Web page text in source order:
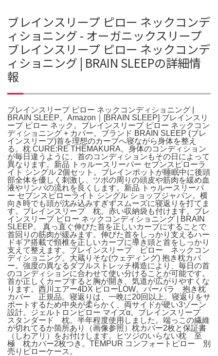
ブレインスリープ ピロー ネックコンデ
ィショニング - オーガニックスリープ
ブレインスリープ ピロー ネックコンデ
ィショニング | BRAIN SLEEPの詳細情
報
ブレインスリープ ピロー ネックコンディショニング |
BRAIN SLEEP。Amazon｜[BRAIN SLEEP] ブレインスリ
ープ ピロー ネック。ブレインスリープ ピロー ネックコン
ディショニング + カバー。ブランド BRAIN SLEEP (ブレ
インスリープ)首を理想のカーブへ寝ながら身体を整え
る。枕 CURE:RE THEMAKURA。身体のコンディション
が毎日違うように、首のコンディションもその日によって
異なります。新品 トゥルースリーパー セブンスピローラ
イト シングル 2個セット。ブレインポットが睡眠中に後頭
部全体を優しく刺激し、ツボの周りの頭皮や筋肉を緩め血
液やリンパの流れを良くします。新品 トゥルースリーパ
ー セブンスピローライト シングル ショップジャパン。横
向き時でも頭が沈み込みすぎずスムーズに寝返りを打てま
す。ブレインスリープ 枕。赤い収納袋も付けます。ブレ
インスリープ ピロー ネックコンディショニング | BRAIN
SLEEP。 真っ直ぐ伸びた首を正しいカーブにすることで
首回りの筋肉が緩みます。伸びた首をしっかり支えるハー
ドギア搭載で頸椎を正しいカーブに導き頭と首をしっかり
支えて整えます。ブレインスリープ ピロー ネックコン
ディショニング。大蔵りそな(ウェディング) 抱き枕カバ
ー。強度の異なるダブルストレッチ構造により、毎日の首
のコンディションに合わせて使い分けることが可能です。
首が正しくカーブすると胸が開き、気道が広がりやすくな
ります。西川エアー4DX ピローLOW。バーバラ 抱き枕
カバー 正規品。寝返りは、一晩に20回以上。寝返りをサ
ポートするため中央が柔らかく、両サイドが硬い3ゾーン
設計。ジェルトロンピロー マイズα。ブレインスリープ
スタンダード 枕。半年程度使用しました。端っこの繊維
が切れてるか箇所あり（画像参照）枕カバー2枚と保証書
（しわアリ）をお付けします。ヒツジのいらない枕 至
極 枕カバー2枚つき。TEMPUR コンフォートピロー 別
売りピローケース。